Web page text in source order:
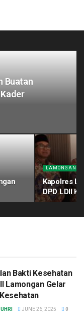
Buatan
LAMONGAN
Kapolres
DPD LDII
Bakti Kesehatan
Lamongan Gelar
JUNE 26, 2025 0